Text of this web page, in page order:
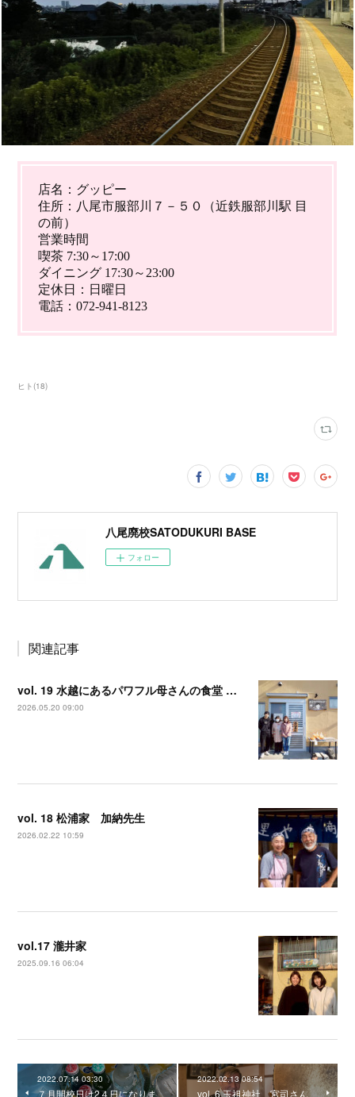
ヒト(18)
八尾廃校SATODUKURI BASE
フォロー
関連記事
vol. 19 水越にあるパワフル母さんの食堂 【まえかけ母さんの店】
2026.05.20 09:00
vol. 18 松浦家 加納先生
2026.02.22 10:59
vol.17 瀧井家
2025.09.16 06:04
2022.07.14 03:30
７月開校日は2４日になりま
2022.02.13 08:54
vol. 6 玉祖神社 宮司さん